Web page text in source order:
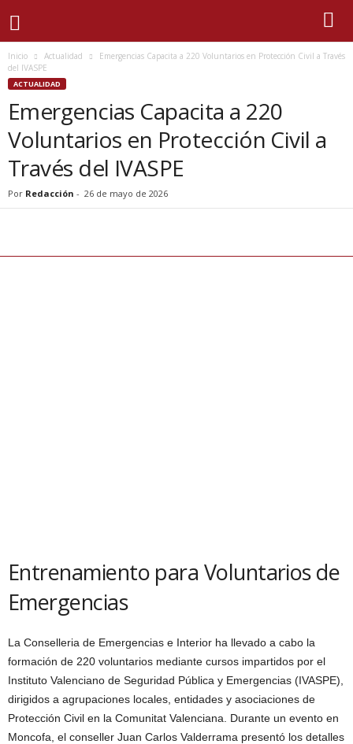
Inicio Actualidad
Emergencias Capacita a 220 Voluntarios en Protección Civil a Través
del IVASPE
ACTUALIDAD
Emergencias Capacita a 220
Voluntarios en Protección Civil a
Través del IVASPE
Por Redacción - 26 de mayo de 2026
Entrenamiento para Voluntarios de
Emergencias
La Conselleria de Emergencias e Interior ha llevado a cabo la
formación de 220 voluntarios mediante cursos impartidos por el
Instituto Valenciano de Seguridad Pública y Emergencias (IVASPE),
dirigidos a agrupaciones locales, entidades y asociaciones de
Protección Civil en la Comunitat Valenciana. Durante un evento en
Moncofa, el conseller Juan Carlos Valderrama presentó los detalles